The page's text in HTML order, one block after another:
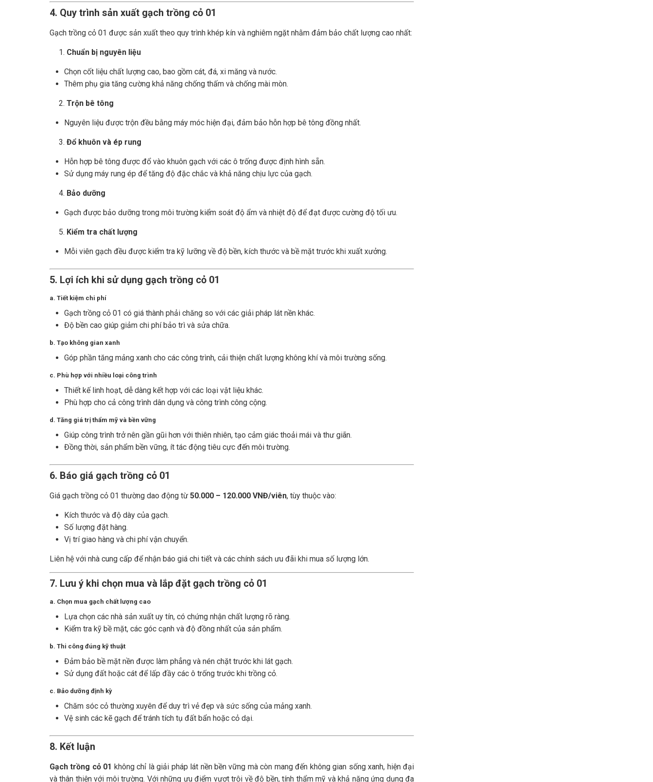
4. Quy trình sản xuất gạch trồng cỏ 01
Gạch trồng cỏ 01 được sản xuất theo quy trình khép kín và nghiêm ngặt nhằm đảm bảo chất lượng cao nhất:
Chuẩn bị nguyên liệu
Chọn cốt liệu chất lượng cao, bao gồm cát, đá, xi măng và nước.
Thêm phụ gia tăng cường khả năng chống thấm và chống mài mòn.
Trộn bê tông
Nguyên liệu được trộn đều bằng máy móc hiện đại, đảm bảo hỗn hợp bê tông đồng nhất.
Đổ khuôn và ép rung
Hỗn hợp bê tông được đổ vào khuôn gạch với các ô trống được định hình sẵn.
Sử dụng máy rung ép để tăng độ đặc chắc và khả năng chịu lực của gạch.
Bảo dưỡng
Gạch được bảo dưỡng trong môi trường kiểm soát độ ẩm và nhiệt độ để đạt được cường độ tối ưu.
Kiểm tra chất lượng
Mỗi viên gạch đều được kiểm tra kỹ lưỡng về độ bền, kích thước và bề mặt trước khi xuất xưởng.
5. Lợi ích khi sử dụng gạch trồng cỏ 01
a. Tiết kiệm chi phí
Gạch trồng cỏ 01 có giá thành phải chăng so với các giải pháp lát nền khác.
Độ bền cao giúp giảm chi phí bảo trì và sửa chữa.
b. Tạo không gian xanh
Góp phần tăng mảng xanh cho các công trình, cải thiện chất lượng không khí và môi trường sống.
c. Phù hợp với nhiều loại công trình
Thiết kế linh hoạt, dễ dàng kết hợp với các loại vật liệu khác.
Phù hợp cho cả công trình dân dụng và công trình công cộng.
d. Tăng giá trị thẩm mỹ và bền vững
Giúp công trình trở nên gần gũi hơn với thiên nhiên, tạo cảm giác thoải mái và thư giãn.
Đồng thời, sản phẩm bền vững, ít tác động tiêu cực đến môi trường.
6. Báo giá gạch trồng cỏ 01
Giá gạch trồng cỏ 01 thường dao động từ 50.000 – 120.000 VNĐ/viên, tùy thuộc vào:
Kích thước và độ dày của gạch.
Số lượng đặt hàng.
Vị trí giao hàng và chi phí vận chuyển.
Liên hệ với nhà cung cấp để nhận báo giá chi tiết và các chính sách ưu đãi khi mua số lượng lớn.
7. Lưu ý khi chọn mua và lắp đặt gạch trồng cỏ 01
a. Chọn mua gạch chất lượng cao
Lựa chọn các nhà sản xuất uy tín, có chứng nhận chất lượng rõ ràng.
Kiểm tra kỹ bề mặt, các góc cạnh và độ đồng nhất của sản phẩm.
b. Thi công đúng kỹ thuật
Đảm bảo bề mặt nền được làm phẳng và nén chặt trước khi lát gạch.
Sử dụng đất hoặc cát để lấp đầy các ô trống trước khi trồng cỏ.
c. Bảo dưỡng định kỳ
Chăm sóc cỏ thường xuyên để duy trì vẻ đẹp và sức sống của mảng xanh.
Vệ sinh các kẽ gạch để tránh tích tụ đất bẩn hoặc cỏ dại.
8. Kết luận
Gạch trồng cỏ 01 không chỉ là giải pháp lát nền bền vững mà còn mang đến không gian sống xanh, hiện đại
và thân thiện với môi trường. Với những ưu điểm vượt trội về độ bền, tính thẩm mỹ và khả năng ứng dụng đa